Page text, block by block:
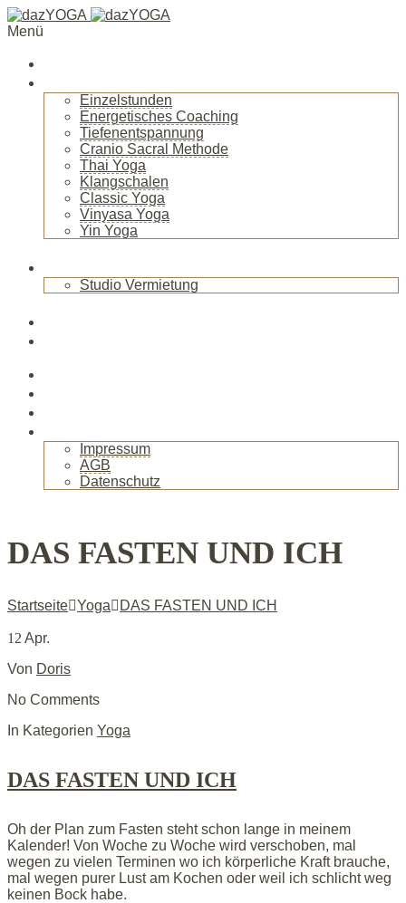
Menü
Einzelstunden
Energetisches Coaching
Tiefenentspannung
Cranio Sacral Methode
Thai Yoga
Klangschalen
Classic Yoga
Vinyasa Yoga
Yin Yoga
Studio Vermietung
Impressum
AGB
Datenschutz
DAS FASTEN UND ICH
Startseite Yoga DAS FASTEN UND ICH
12 Apr.
Von Doris
No Comments
In Kategorien Yoga
DAS FASTEN UND ICH
Oh der Plan zum Fasten steht schon lange in meinem
Kalender! Von Woche zu Woche wird verschoben, mal
wegen zu vielen Terminen wo ich körperliche Kraft brauche,
mal wegen purer Lust am Kochen oder weil ich schlicht weg
keinen Bock habe.